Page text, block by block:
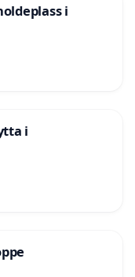
i
i